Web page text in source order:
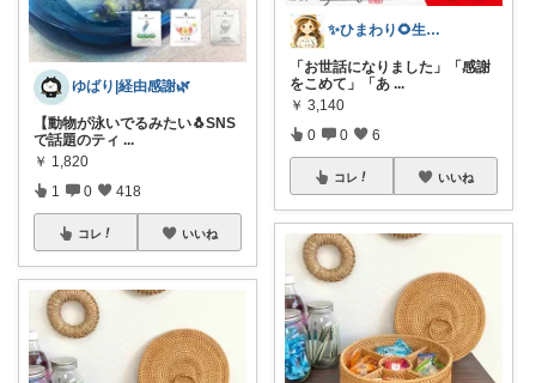
ゆばり|経由感謝🌿
【動物が泳いでるみたい🐧SNS
で話題のティ ...
￥ 1,820
1 0 418
コレ いいね
✨ひまわり🌻生活雑貨・純喫茶✨
「お世話になりました」「感謝
をこめて」「あ ...
￥ 3,140
0 0 6
コレ いいね